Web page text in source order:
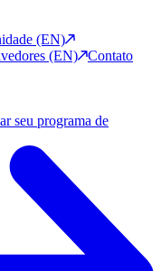
(EN)
(EN)
Contato
seu programa de